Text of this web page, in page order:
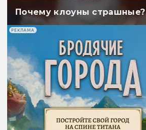
Почему клоуны страшные?
РЕКЛАМА